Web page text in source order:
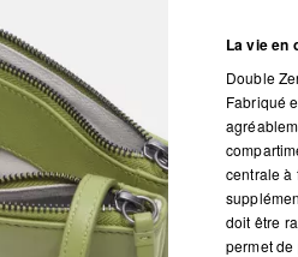
La vie en
Double
Fabriqué
centrale à
doit être
permet